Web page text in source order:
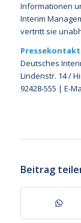
Informationen
Interim
vertritt sie
Deutsches
Lindenstr. 14 /
92428-555 | E-
Beitrag